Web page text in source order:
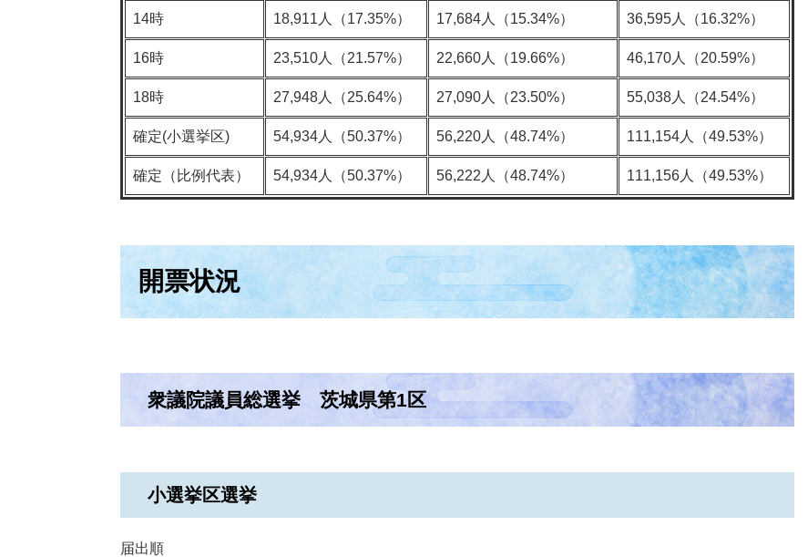
14時 18,911人（17.35%） 17,684人（15.34%） 36,595人（16.32%）
16時 23,510人（21.57%） 22,660人（19.66%） 46,170人（20.59%）
18時 27,948人（25.64%） 27,090人（23.50%） 55,038人（24.54%）
確定(小選挙区) 54,934人（50.37%） 56,220人（48.74%） 111,154人（49.53%）
確定（比例代表） 54,934人（50.37%） 56,222人（48.74%） 111,156人（49.53%）
開票状況
衆議院議員総選挙 茨城県第1区
小選挙区選挙
届出順